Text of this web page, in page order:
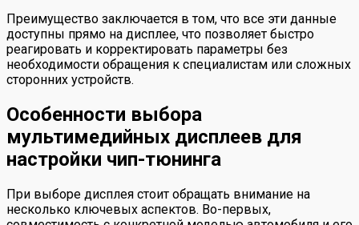
Преимущество заключается в том, что все эти данные
доступны прямо на дисплее, что позволяет быстро
реагировать и корректировать параметры без
необходимости обращения к специалистам или сложных
сторонних устройств.
Особенности выбора
мультимедийных дисплеев для
настройки чип-тюнинга
При выборе дисплея стоит обращать внимание на
несколько ключевых аспектов. Во-первых,